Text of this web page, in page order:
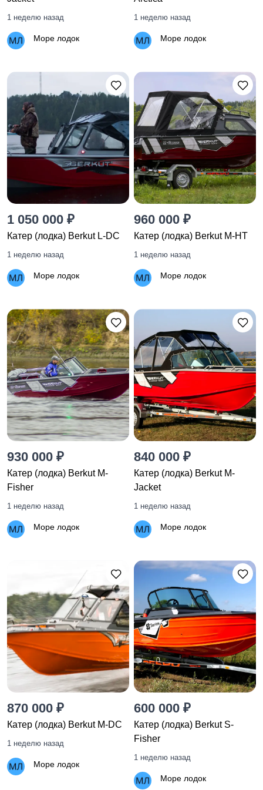
1 неделю назад
Море лодок
1 неделю назад
Море лодок
1 050 000 ₽
Катер (лодка) Berkut L-DC
1 неделю назад
Море лодок
960 000 ₽
Катер (лодка) Berkut M-HT
1 неделю назад
Море лодок
930 000 ₽
Катер (лодка) Berkut M-
Fisher
1 неделю назад
Море лодок
840 000 ₽
Катер (лодка) Berkut M-
Jacket
1 неделю назад
Море лодок
870 000 ₽
Катер (лодка) Berkut M-DC
1 неделю назад
Море лодок
600 000 ₽
Катер (лодка) Berkut S-
Fisher
1 неделю назад
Море лодок